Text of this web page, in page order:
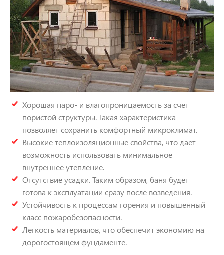
Хорошая паро- и влагопроницаемость за счет
пористой структуры. Такая характеристика
позволяет сохранить комфортный микроклимат.
Высокие теплоизоляционные свойства, что дает
возможность использовать минимальное
внутреннее утепление.
Отсутствие усадки. Таким образом, баня будет
готова к эксплуатации сразу после возведения.
Устойчивость к процессам горения и повышенный
класс пожаробезопасности.
Легкость материалов, что обеспечит экономию на
дорогостоящем фундаменте.